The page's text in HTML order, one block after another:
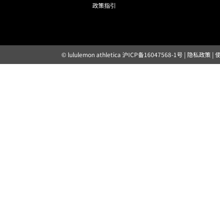
政策指引
© lululemon athletica 沪ICP备16047568-1号 | 隐私政策|